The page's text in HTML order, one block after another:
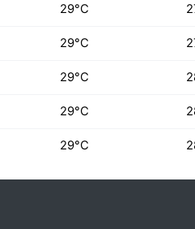
29°C
29°C
29°C
29°C
29°C